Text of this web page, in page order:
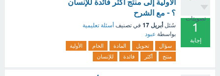
تصويتات
1
إجابة
الأولية إلى منتج أكثر فائدة للإنسان
؟ - مع الشرح
سُئل أبريل 17 في تصنيف أسئلة تعليمية
بواسطة عبود
سؤال تحويل المادة الخام
الأولية
منتج
أكثر فائدة للإنسان